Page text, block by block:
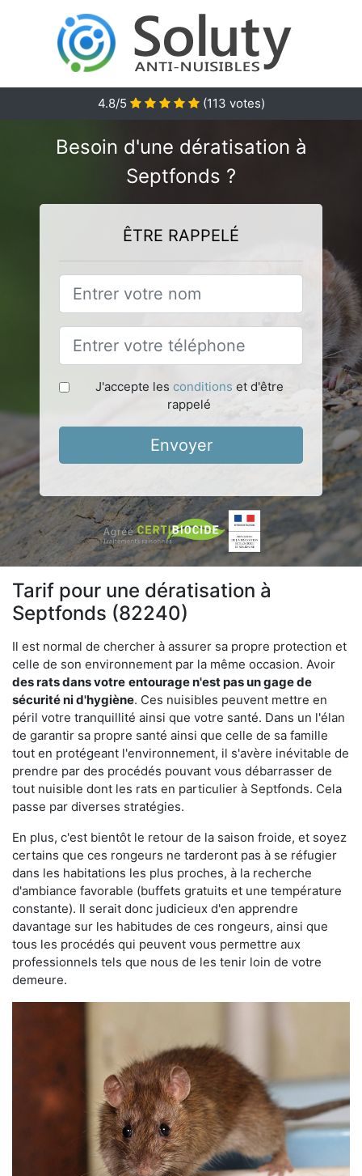
4.8/5 (113 votes)
Besoin d'une dératisation à
Septfonds ?
ÊTRE RAPPELÉ
J'accepte les conditions et d'être
rappelé
Envoyer
Tarif pour une dératisation à
Septfonds (82240)
Il est normal de chercher à assurer sa propre protection et
celle de son environnement par la même occasion. Avoir
des rats dans votre entourage n'est pas un gage de
sécurité ni d'hygiène. Ces nuisibles peuvent mettre en
péril votre tranquillité ainsi que votre santé. Dans un l'élan
de garantir sa propre santé ainsi que celle de sa famille
tout en protégeant l'environnement, il s'avère inévitable de
prendre par des procédés pouvant vous débarrasser de
tout nuisible dont les rats en particulier à Septfonds. Cela
passe par diverses stratégies.
En plus, c'est bientôt le retour de la saison froide, et soyez
certains que ces rongeurs ne tarderont pas à se réfugier
dans les habitations les plus proches, à la recherche
d'ambiance favorable (buffets gratuits et une température
constante). Il serait donc judicieux d'en apprendre
davantage sur les habitudes de ces rongeurs, ainsi que
tous les procédés qui peuvent vous permettre aux
professionnels tels que nous de les tenir loin de votre
demeure.